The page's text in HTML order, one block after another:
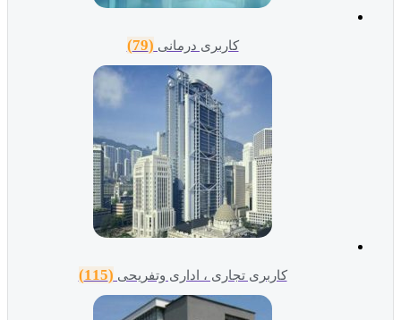
کاربری درمانی (79)
کاربری تجاری ، اداری وتفریحی (115)